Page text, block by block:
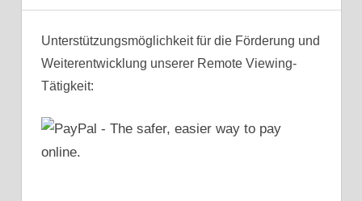
Unterstützungsmöglichkeit für die Förderung und
Weiterentwicklung unserer Remote Viewing-
Tätigkeit: